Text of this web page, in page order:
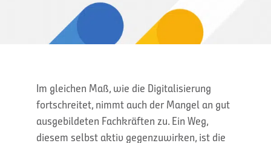
Im gleichen Maß, wie die Digitalisierung
fortschreitet, nimmt auch der Mangel an gut
ausgebildeten Fachkräften zu. Ein Weg,
diesem selbst aktiv gegenzuwirken, ist die